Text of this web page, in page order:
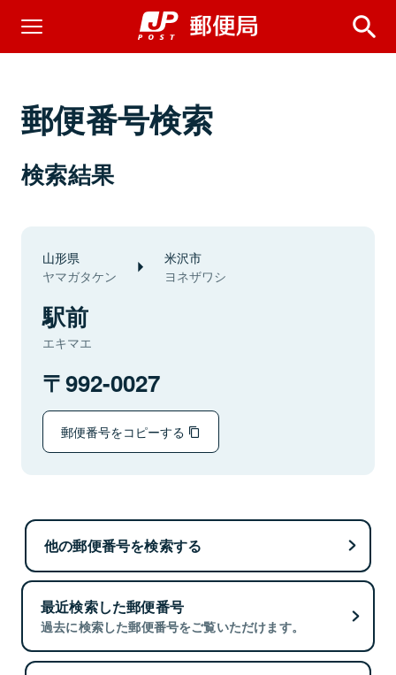
郵便番号検索
検索結果
山形県
ヤマガタケン
米沢市
ヨネザワシ
駅前
エキマエ
992-0027
郵便番号をコピーする
他の郵便番号を検索する
最近検索した郵便番号
過去に検索した郵便番号をご覧いただけます。